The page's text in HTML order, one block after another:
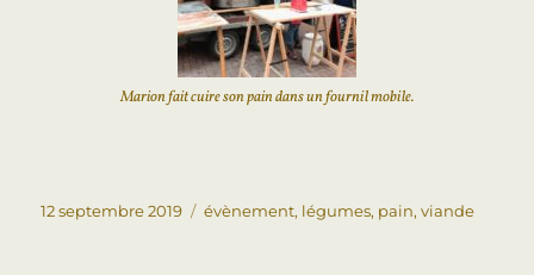
Marion fait cuire son pain dans un fournil mobile.
12 septembre 2019 évènement, légumes, pain,viande